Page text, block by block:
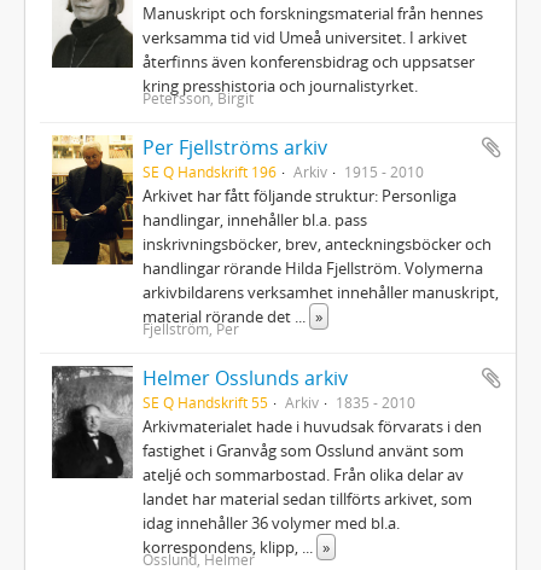
Manuskript och forskningsmaterial från hennes
verksamma tid vid Umeå universitet. I arkivet
återfinns även konferensbidrag och uppsatser
kring presshistoria och journalistyrket.
Petersson, Birgit
Per Fjellströms arkiv
SE Q Handskrift 196 Arkiv 1915 - 2010
Arkivet har fått följande struktur: Personliga
handlingar, innehåller bl.a. pass
inskrivningsböcker, brev, anteckningsböcker och
handlingar rörande Hilda Fjellström. Volymerna
arkivbildarens verksamhet innehåller manuskript,
material rörande det
»
Fjellström, Per
Helmer Osslunds arkiv
SE Q Handskrift 55 Arkiv 1835 - 2010
Arkivmaterialet hade i huvudsak förvarats i den
fastighet i Granvåg som Osslund använt som
ateljé och sommarbostad. Från olika delar av
landet har material sedan tillförts arkivet, som
idag innehåller 36 volymer med bl.a.
korrespondens, klipp,
»
Osslund, Helmer